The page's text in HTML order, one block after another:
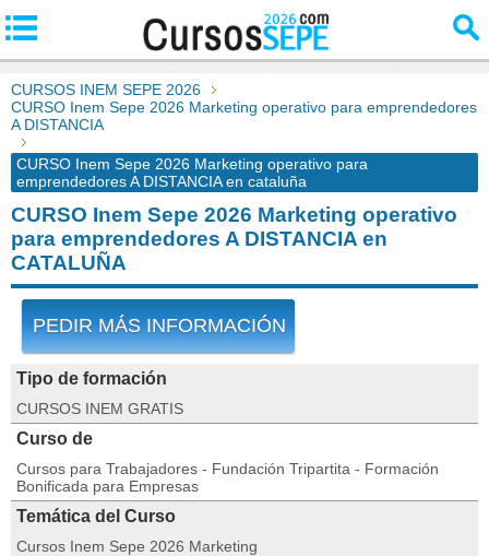
CURSOS INEM SEPE 2026
CURSO Inem Sepe 2026 Marketing operativo para emprendedores
A DISTANCIA
CURSO Inem Sepe 2026 Marketing operativo para
emprendedores A DISTANCIA en cataluña
CURSO Inem Sepe 2026 Marketing operativo
para emprendedores A DISTANCIA en
CATALUÑA
PEDIR MÁS INFORMACIÓN
Tipo de formación
CURSOS INEM GRATIS
Curso de
Cursos para Trabajadores - Fundación Tripartita - Formación
Bonificada para Empresas
Temática del Curso
Cursos Inem Sepe 2026 Marketing